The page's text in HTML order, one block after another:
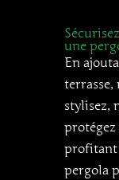
une
En
terrasse,
stylisez,
protégez
profitant
pergola